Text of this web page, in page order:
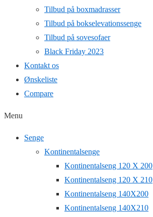
Tilbud på boxmadrasser
Tilbud på bokselevationssenge
Tilbud på sovesofaer
Black Friday 2023
Kontakt os
Ønskeliste
Compare
Menu
Senge
Kontinentalsenge
Kontinentalseng 120 X 200
Kontinentalseng 120 X 210
Kontinentalseng 140X200
Kontinentalseng 140X210